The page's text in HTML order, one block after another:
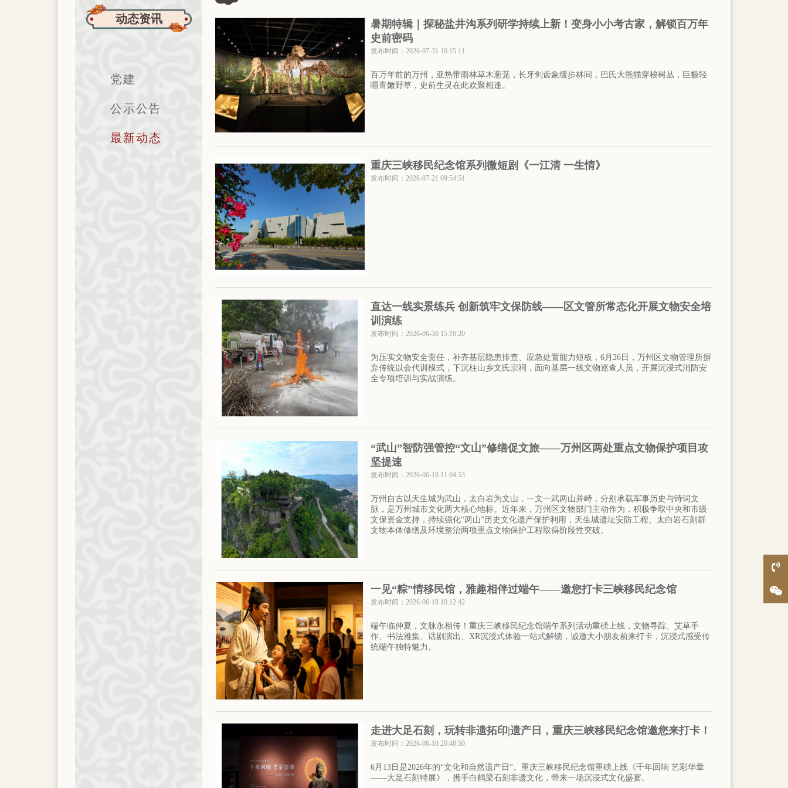
动态资讯
党建
公示公告
最新动态
暑期特辑｜探秘盐井沟系列研学持续上新！变身小小考古家，解锁百万年
史前密码
发布时间：2026-07-31 10:15:11
百万年前的万州，亚热带雨林草木葱茏，长牙剑齿象缓步林间，巴氏大熊猫穿梭树丛，巨貘轻
嚼青嫩野草，史前生灵在此欢聚相逢。
重庆三峡移民纪念馆系列微短剧《一江清 一生情》
发布时间：2026-07-21 09:54:51
直达一线实景练兵 创新筑牢文保防线——区文管所常态化开展文物安全培
训演练
发布时间：2026-06-30 15:16:20
为压实文物安全责任，补齐基层隐患排查、应急处置能力短板，6月26日，万州区文物管理所摒
弃传统以会代训模式，下沉柱山乡文氏宗祠，面向基层一线文物巡查人员，开展沉浸式消防安
全专项培训与实战演练。
“武山”智防强管控“文山”修缮促文旅——万州区两处重点文物保护项目攻
坚提速
发布时间：2026-06-18 11:04:53
万州自古以天生城为武山，太白岩为文山，一文一武两山并峙，分别承载军事历史与诗词文
脉，是万州城市文化两大核心地标。近年来，万州区文物部门主动作为，积极争取中央和市级
文保资金支持，持续强化“两山”历史文化遗产保护利用，天生城遗址安防工程、太白岩石刻群
文物本体修缮及环境整治两项重点文物保护工程取得阶段性突破。
一见“粽”情移民馆，雅趣相伴过端午——邀您打卡三峡移民纪念馆
发布时间：2026-06-18 10:12:42
端午临仲夏，文脉永相传！重庆三峡移民纪念馆端午系列活动重磅上线，文物寻踪、艾草手
作、书法雅集、话剧演出、XR沉浸式体验一站式解锁，诚邀大小朋友前来打卡，沉浸式感受传
统端午独特魅力。
走进大足石刻，玩转非遗拓印|遗产日，重庆三峡移民纪念馆邀您来打卡！
发布时间：2026-06-10 20:48:50
6月13日是2026年的“文化和自然遗产日”。重庆三峡移民纪念馆重磅上线《千年回响 艺彩华章
——大足石刻特展》，携手白鹤梁石刻非遗文化，带来一场沉浸式文化盛宴。